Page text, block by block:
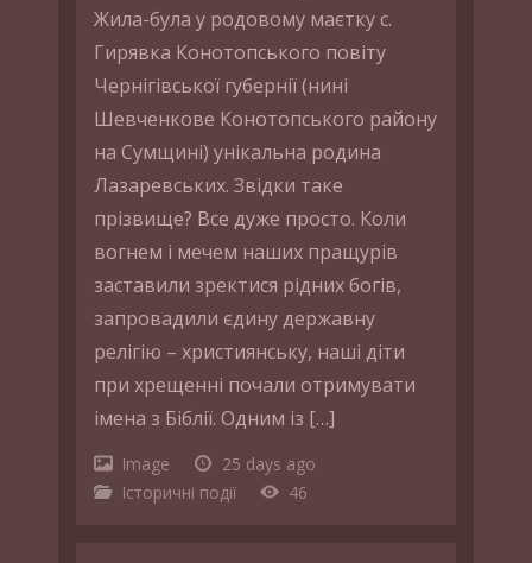
Жила-була у родовому маєтку с.
Гирявка Конотопського повіту
Чернігівської губернії (нині
Шевченкове Конотопського району
на Сумщині) унікальна родина
Лазаревських. Звідки таке
прізвище? Все дуже просто. Коли
вогнем і мечем наших пращурів
заставили зректися рідних богів,
запровадили єдину державну
релігію – християнську, наші діти
при хрещенні почали отримувати
імена з Біблії. Одним із […]
Image
25 days ago
Історичні події
46